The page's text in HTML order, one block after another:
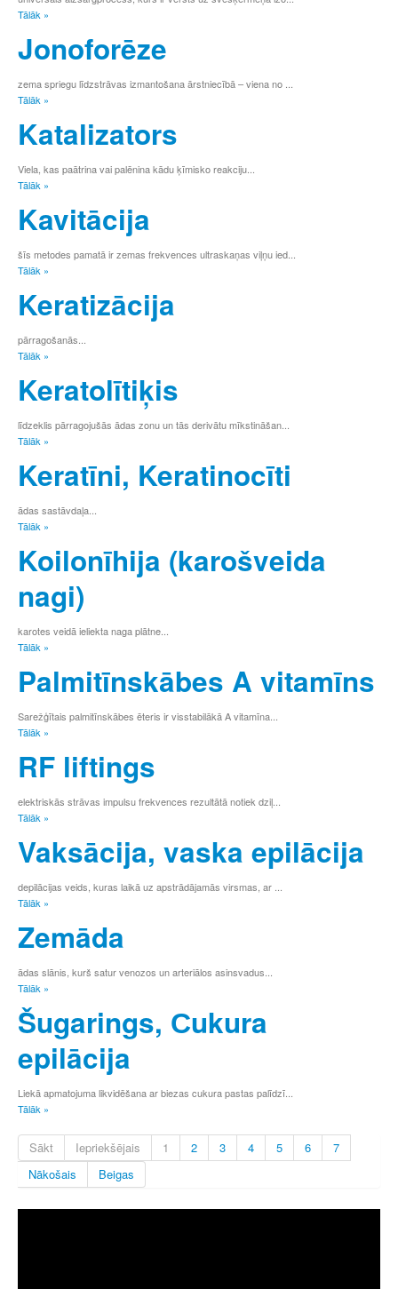
Tālāk »
Jonoforēze
zema spriegu līdzstrāvas izmantošana ārstniecībā – viena no ...
Tālāk »
Katalizators
Viela, kas paātrina vai palēnina kādu ķīmisko reakciju...
Tālāk »
Kavitācija
šīs metodes pamatā ir zemas frekvences ultraskaņas viļņu ied...
Tālāk »
Keratizācija
pārragošanās...
Tālāk »
Keratolītiķis
līdzeklis pārragojušās ādas zonu un tās derivātu mīkstināšan...
Tālāk »
Keratīni, Keratinocīti
ādas sastāvdaļa...
Tālāk »
Koilonīhija (karošveida
nagi)
karotes veidā ieliekta naga plātne...
Tālāk »
Palmitīnskābes A vitamīns
Sarežģītais palmitīnskābes ēteris ir visstabilākā A vitamīna...
Tālāk »
RF liftings
elektriskās strāvas impulsu frekvences rezultātā notiek dziļ...
Tālāk »
Vaksācija, vaska epilācija
depilācijas veids, kuras laikā uz apstrādājamās virsmas, ar ...
Tālāk »
Zemāda
ādas slānis, kurš satur venozos un arteriālos asinsvadus...
Tālāk »
Šugarings, Сukura
epilācija
Liekā apmatojuma likvidēšana ar biezas cukura pastas palīdzī...
Tālāk »
Sākt Iepriekšējais 1 2 3 4 5 6
7
Nākošais
Beigas